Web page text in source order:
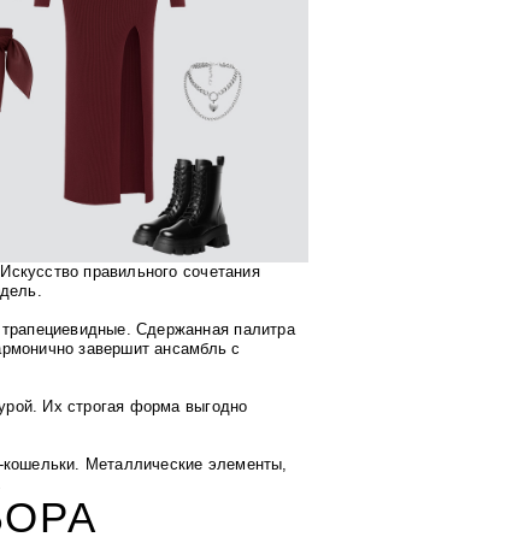
правильного сочетания
Сдержанная палитра
завершит ансамбль с
Их строгая форма выгодно
Металлические элементы,